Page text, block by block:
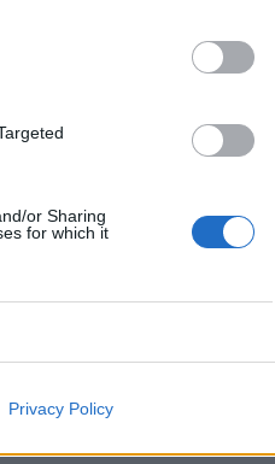
or Sharing
for which it
Privacy Policy